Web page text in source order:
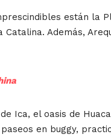
están la
Catalina. Además,
Ica, el oasis de
en buggy,